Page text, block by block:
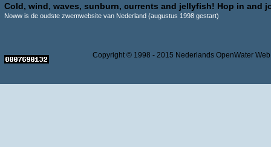
Cold, wind, waves, sunburn, currents and jellyfish! Hop in and
Noww is de oudste zwemwebsite van Nederland (augustus 1998 gestart)
Copyright © 1998 - 2015 Nederlands OpenWater